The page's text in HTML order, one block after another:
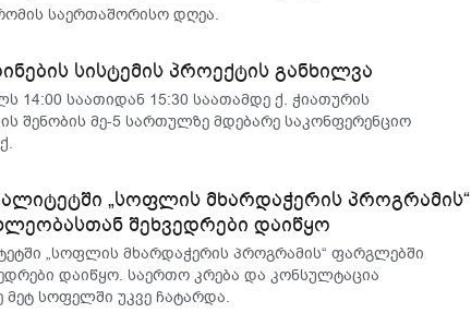
საერთაშორისო დღეა.
სისტემის პროექტის განხილვა
14:00 საათიდან 15:30 საათამდე ქ. ჭიათურის
შენობის მე-5 სართულზე მდებარე საკონფერენციო
„სოფლის მხარდაჭერის პროგრამის“
შეხვედრები დაიწყო
„სოფლის მხარდაჭერის პროგრამის“ ფარგლებში
დაიწყო. საერთო კრება და კონსულტაცია
მეტ სოფელში უკვე ჩატარდა.